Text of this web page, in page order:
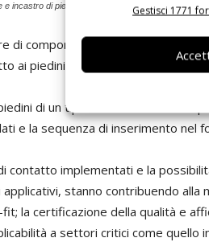
Gestisci 1771
e incastro di piedini di componenti per press-fit
di componenti adatti al montaggio
ai piedini.
di un tipo di connettore a filo
e la sequenza di inserimento nel
contatto implementati e la
stanno contribuendo alla
la certificazione della qualità e
a settori critici come quello